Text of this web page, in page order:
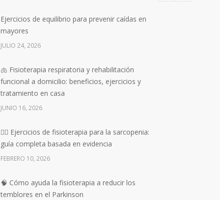
Ejercicios de equilibrio para prevenir caídas en
mayores
JULIO 24, 2026
🫁 Fisioterapia respiratoria y rehabilitación
funcional a domicilio: beneficios, ejercicios y
tratamiento en casa
JUNIO 16, 2026
🏋️‍♀️ Ejercicios de fisioterapia para la sarcopenia:
guía completa basada en evidencia
FEBRERO 10, 2026
🧠 Cómo ayuda la fisioterapia a reducir los
temblores en el Parkinson